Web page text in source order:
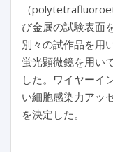
（
び金属の試験表面
別々の試作品を用
蛍光顕微鏡を用い
した。ワイヤーイ
い細胞感染力アッ
を決定した。